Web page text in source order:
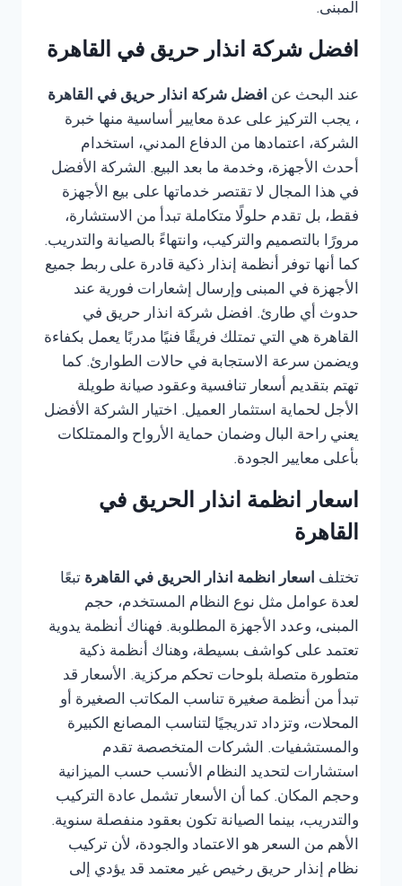
المبنى.
افضل شركة انذار حريق في القاهرة
عند البحث عن افضل شركة انذار حريق في القاهرة
، يجب التركيز على عدة معايير أساسية منها خبرة
الشركة، اعتمادها من الدفاع المدني، استخدام
أحدث الأجهزة، وخدمة ما بعد البيع. الشركة الأفضل
في هذا المجال لا تقتصر خدماتها على بيع الأجهزة
فقط، بل تقدم حلولًا متكاملة تبدأ من الاستشارة،
مرورًا بالتصميم والتركيب، وانتهاءً بالصيانة والتدريب.
كما أنها توفر أنظمة إنذار ذكية قادرة على ربط جميع
الأجهزة في المبنى وإرسال إشعارات فورية عند
حدوث أي طارئ. افضل شركة انذار حريق في
القاهرة هي التي تمتلك فريقًا فنيًا مدربًا يعمل بكفاءة
ويضمن سرعة الاستجابة في حالات الطوارئ. كما
تهتم بتقديم أسعار تنافسية وعقود صيانة طويلة
الأجل لحماية استثمار العميل. اختيار الشركة الأفضل
يعني راحة البال وضمان حماية الأرواح والممتلكات
بأعلى معايير الجودة.
اسعار انظمة انذار الحريق في
القاهرة
تختلف اسعار انظمة انذار الحريق في القاهرة تبعًا
لعدة عوامل مثل نوع النظام المستخدم، حجم
المبنى، وعدد الأجهزة المطلوبة. فهناك أنظمة يدوية
تعتمد على كواشف بسيطة، وهناك أنظمة ذكية
متطورة متصلة بلوحات تحكم مركزية. الأسعار قد
تبدأ من أنظمة صغيرة تناسب المكاتب الصغيرة أو
المحلات، وتزداد تدريجيًا لتناسب المصانع الكبيرة
والمستشفيات. الشركات المتخصصة تقدم
استشارات لتحديد النظام الأنسب حسب الميزانية
وحجم المكان. كما أن الأسعار تشمل عادة التركيب
والتدريب، بينما الصيانة تكون بعقود منفصلة سنوية.
الأهم من السعر هو الاعتماد والجودة، لأن تركيب
نظام إنذار حريق رخيص غير معتمد قد يؤدي إلى